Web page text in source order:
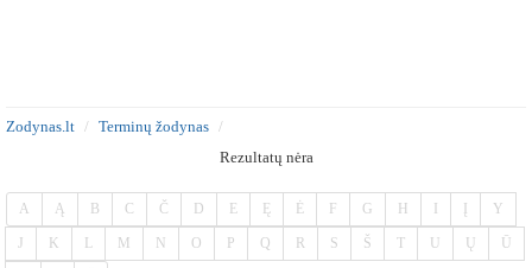
Zodynas.lt
Terminų žodynas
Rezultatų nėra
A Ą B C Č D E Ę Ė F G H Y
J K L M N O P Q R S Š T U Ų Ū